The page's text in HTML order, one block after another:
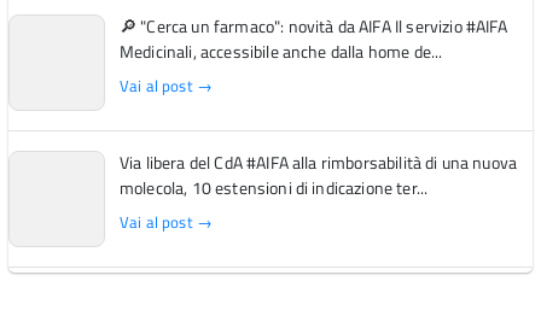
🔎 "Cerca un farmaco": novità da AIFA Il servizio #AIFA
Medicinali, accessibile anche dalla home de...
Vai al post →
Via libera del CdA #AIFA alla rimborsabilità di una nuova
molecola, 10 estensioni di indicazione ter...
Vai al post →